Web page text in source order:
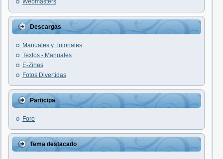
Webmasters
Descargas
Manuales y Tutoriales
Textos - Manuales
E-Zines
Fotos Divertidas
Participa
Foro
Tema destacado